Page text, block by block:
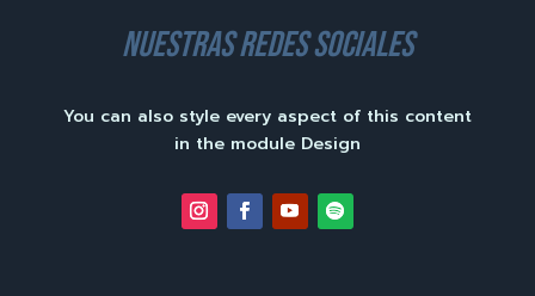
nuestras redes sociales
You can also style every aspect of this content
in the module Design